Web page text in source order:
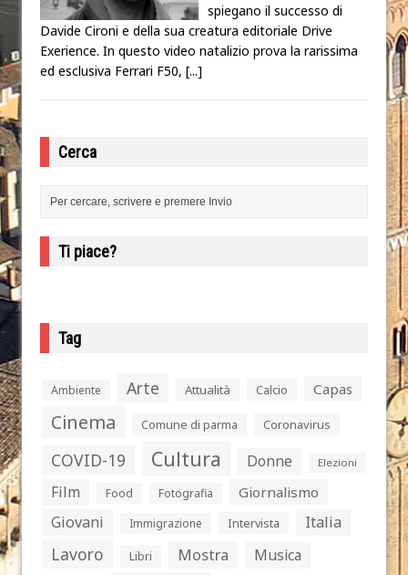
spiegano il successo di
Davide Cironi e della sua creatura editoriale Drive
Exerience. In questo video natalizio prova la rarissima
ed esclusiva Ferrari F50, [...]
Cerca
Ti piace?
Tag
Ambiente Arte Attualità Calcio Capas
Cinema Comune di parma Coronavirus
COVID-19 Cultura Donne Elezioni
Film Food Fotografia Giornalismo
Giovani Immigrazione Intervista Italia
Lavoro Libri Mostra Musica